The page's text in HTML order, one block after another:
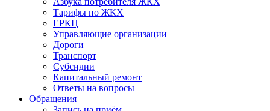
Тарифы по ЖКХ
ЕРКЦ
Управляющие организации
Дороги
Транспорт
Субсидии
Капитальный ремонт
Ответы на вопросы
Обращения